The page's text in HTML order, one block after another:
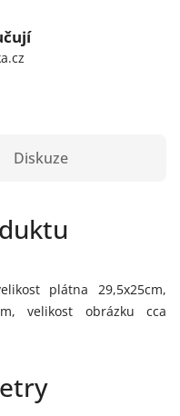
Diskuze
plátna 29,5x25cm,
velikost obrázku cca